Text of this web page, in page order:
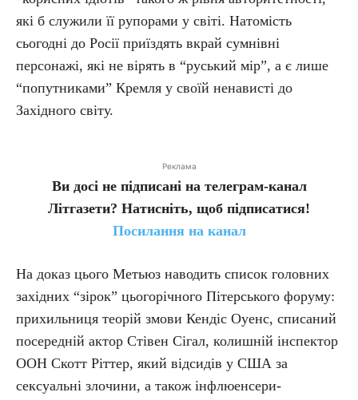
які б служили її рупорами у світі. Натомість
сьогодні до Росії приїздять вкрай сумнівні
персонажі, які не вірять в “руський мір”, а є лише
“попутниками” Кремля у своїй ненависті до
Західного світу.
Реклама
Ви досі не підписані на телеграм-канал
Літгазети? Натисніть, щоб підписатися!
Посилання на канал
На доказ цього Метьюз наводить список головних
західних “зірок” цьогорічного Пітерського форуму:
прихильниця теорій змови Кендіс Оуенс, списаний
посередній актор Стівен Сігал, колишній інспектор
ООН Скотт Ріттер, який відсидів у США за
сексуальні злочини, а також інфлюенсери-